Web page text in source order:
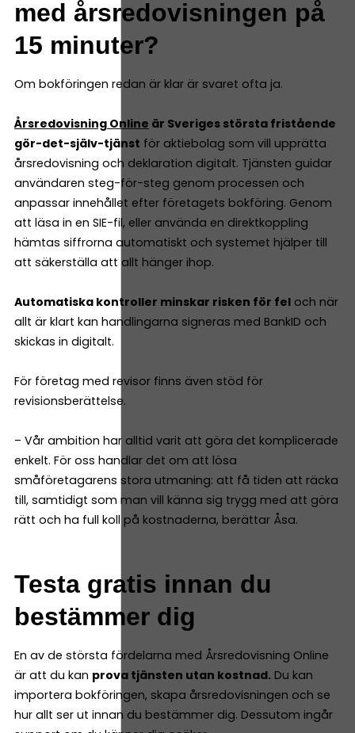
med årsredovisningen på
15 minuter?
Om bokföringen redan är klar är svaret ofta ja.
Årsredovisning Online är Sveriges största fristående
gör-det-själv-tjänst för aktiebolag som vill upprätta
årsredovisning och deklaration digitalt. Tjänsten guidar
användaren steg-för-steg genom processen och
anpassar innehållet efter företagets bokföring. Genom
att läsa in en SIE-fil, eller använda en direktkoppling
hämtas siffrorna automatiskt och systemet hjälper till
att säkerställa att allt hänger ihop.
Automatiska kontroller minskar risken för fel och när
allt är klart kan handlingarna signeras med BankID och
skickas in digitalt.
För företag med revisor finns även stöd för
revisionsberättelse.
– Vår ambition har alltid varit att göra det komplicerade
enkelt. För oss handlar det om att lösa
småföretagarens stora utmaning: att få tiden att räcka
till, samtidigt som man vill känna sig trygg med att göra
rätt och ha full koll på kostnaderna, berättar Åsa.
Testa gratis innan du
bestämmer dig
En av de största fördelarna med Årsredovisning Online
är att du kan prova tjänsten utan kostnad. Du kan
importera bokföringen, skapa årsredovisningen och se
hur allt ser ut innan du bestämmer dig. Dessutom ingår